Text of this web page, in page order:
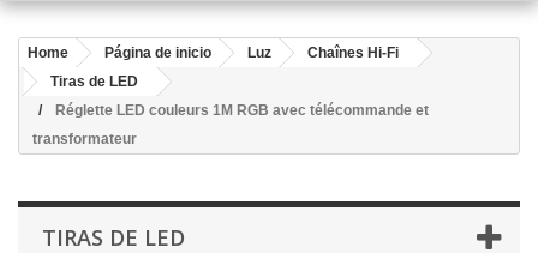
Home Página de inicio Luz
Chaînes Hi-Fi
Tiras de LED
Réglette LED couleurs 1M RGB avec télécommande et
transformateur
TIRAS DE LED